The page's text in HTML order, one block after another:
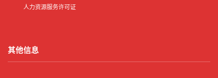
人力资源服务许可证
其他信息